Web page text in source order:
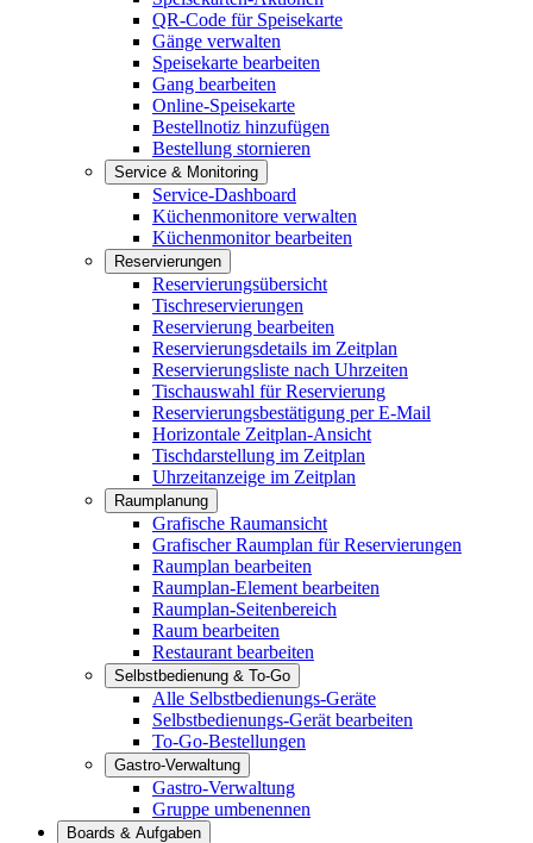
QR-Code für Speisekarte
Gänge verwalten
Speisekarte bearbeiten
Gang bearbeiten
Online-Speisekarte
Bestellnotiz hinzufügen
Bestellung stornieren
Service & Monitoring
Service-Dashboard
Küchenmonitore verwalten
Küchenmonitor bearbeiten
Reservierungen
Reservierungsübersicht
Tischreservierungen
Reservierung bearbeiten
Reservierungsdetails im Zeitplan
Reservierungsliste nach Uhrzeiten
Tischauswahl für Reservierung
Reservierungsbestätigung per E-Mail
Horizontale Zeitplan-Ansicht
Tischdarstellung im Zeitplan
Uhrzeitanzeige im Zeitplan
Raumplanung
Grafische Raumansicht
Grafischer Raumplan für Reservierungen
Raumplan bearbeiten
Raumplan-Element bearbeiten
Raumplan-Seitenbereich
Raum bearbeiten
Restaurant bearbeiten
Selbstbedienung & To-Go
Alle Selbstbedienungs-Geräte
Selbstbedienungs-Gerät bearbeiten
To-Go-Bestellungen
Gastro-Verwaltung
Gastro-Verwaltung
Gruppe umbenennen
Boards & Aufgaben